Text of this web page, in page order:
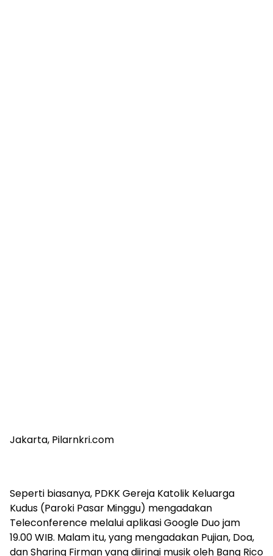
Jakarta, Pilarnkri.com
Seperti biasanya, PDKK Gereja Katolik Keluarga
Kudus (Paroki Pasar Minggu) mengadakan
Teleconference melalui aplikasi Google Duo jam
19.00 WIB. Malam itu, yang mengadakan Pujian, Doa,
dan Sharing Firman yang diiringi musik oleh Bang Rico